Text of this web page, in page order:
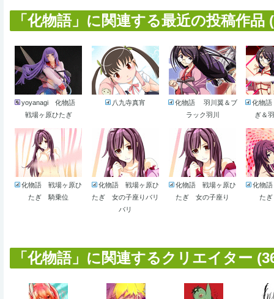
「化物語」に関連する最近の投稿作品
yoyanagi 化物語
戦場ヶ原ひたぎ
八九寺真宵
化物語 羽川翼＆ブ
ラック羽川
化物語
ぎ＆
化物語 戦場ヶ原ひ
たぎ 騎乗位
化物語 戦場ヶ原ひ
たぎ 女の子座りバリ
バリ
化物語 戦場ヶ原ひ
たぎ 女の子座り
化物
た
「化物語」に関連するクリエイター